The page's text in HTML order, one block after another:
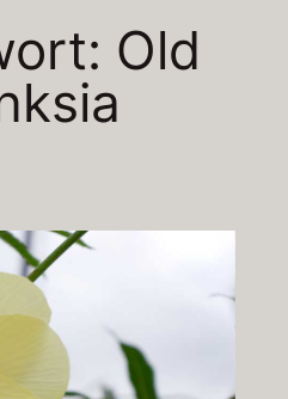
Old